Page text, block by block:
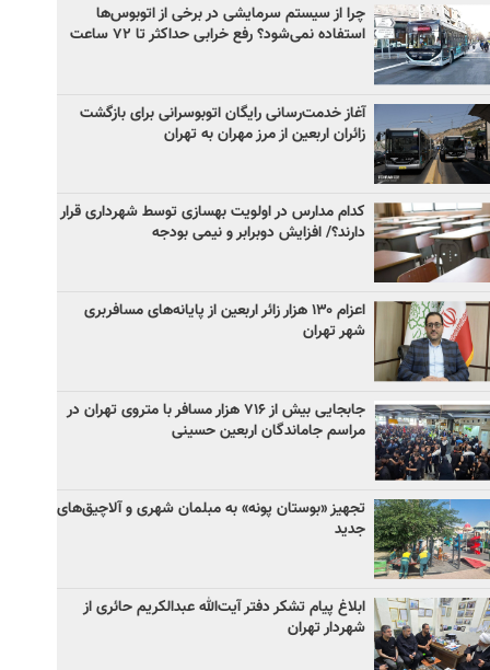
چرا از سیستم سرمایشی در برخی از اتوبوس‌ها
استفاده نمی‌شود؟ رفع خرابی حداکثر تا ۷۲ ساعت
آغاز خدمت‌رسانی رایگان اتوبوسرانی برای بازگشت
زائران اربعین از مرز مهران به تهران
کدام مدارس در اولویت بهسازی توسط شهرداری قرار
دارند؟/ افزایش دوبرابر و نیمی بودجه
اعزام ۱۳۰ هزار زائر اربعین از پایانه‌های مسافربری
شهر تهران
جابجایی بیش از ۷۱۶ هزار مسافر با متروی تهران در
مراسم جاماندگان اربعین حسینی
تجهیز «بوستان پونه» به مبلمان شهری و آلاچیق‌های
جدید
ابلاغ پیام تشکر دفتر آیت‌الله عبدالکریم حائری از
شهردار تهران